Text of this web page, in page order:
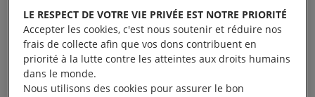
mai 2019. Le navire doit transiter par le Grand port
maritime de Marseille-Fos, à partir du 28 mai. Il
existe un risque majeur que ce matériel militaire soit
utilisé par les forces armées saoudiennes pour
commettre des crimes de guerre et d’autres
LE RESPECT DE VOTRE VIE PRIVÉE EST NOTRE PRIORITÉ
Accepter les cookies, c'est nous soutenir et réduire nos
frais de collecte afin que vos dons contribuent en
priorité à la lutte contre les atteintes aux droits humains
dans le monde.
Nous utilisons des cookies pour assurer le bon